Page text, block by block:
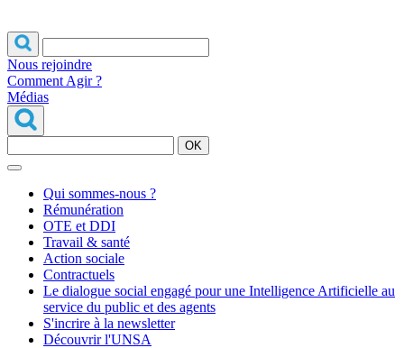
Nous rejoindre
Comment Agir ?
Médias
OK
Qui sommes-nous ?
Rémunération
OTE et DDI
Travail & santé
Action sociale
Contractuels
Le dialogue social engagé pour une Intelligence Artificielle au
service du public et des agents
S'incrire à la newsletter
Découvrir l'UNSA